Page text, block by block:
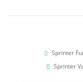
Sprinter
Sprinter